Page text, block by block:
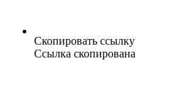
Скопировать ссылку
Ссылка скопирована